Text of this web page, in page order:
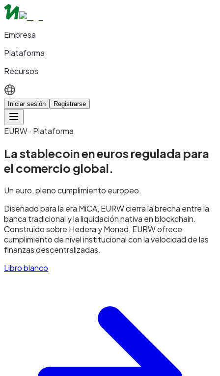
Empresa
Plataforma
Recursos
Iniciar sesión Registrarse
EURW · Plataforma
La stablecoin en euros regulada para
el comercio global.
Un euro, pleno cumplimiento europeo.
Diseñado para la era MiCA, EURW cierra la brecha entre la
banca tradicional y la liquidación nativa en blockchain.
Construido sobre Hedera y Monad, EURW ofrece
cumplimiento de nivel institucional con la velocidad de las
finanzas descentralizadas.
Libro blanco